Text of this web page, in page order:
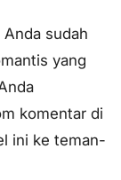
sudah
yang
komentar di
ini ke teman-